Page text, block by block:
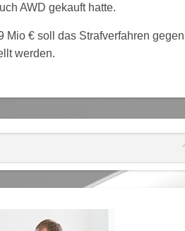
AWD gekauft hatte.
Mio € soll das Strafverfahren gegen
werden.